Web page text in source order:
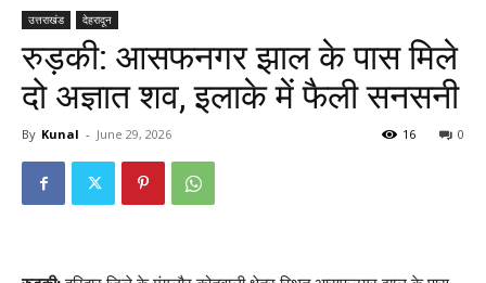
उत्तराखंड देहरादून
रुड़की: आसफनगर झाल के पास मिले
दो अज्ञात शव, इलाके में फैली सनसनी
By Kunal - June 29, 2026 0
16